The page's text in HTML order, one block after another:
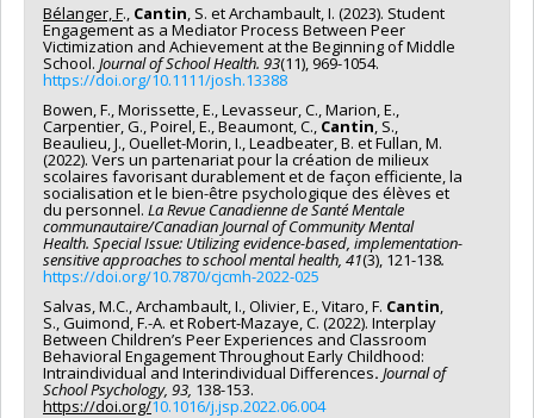
Bélanger, F., Cantin, S. et Archambault, I. (2023). Student
Engagement as a Mediator Process Between Peer
Victimization and Achievement at the Beginning of Middle
School. Journal of School Health. 93(11), 969-1054.
https://doi.org/10.1111/josh.13388
Bowen, F., Morissette, E., Levasseur, C., Marion, E.,
Carpentier, G., Poirel, E., Beaumont, C., Cantin, S.,
Beaulieu, J., Ouellet-Morin, I., Leadbeater, B. et Fullan, M.
(2022). Vers un partenariat pour la création de milieux
scolaires favorisant durablement et de façon efficiente, la
socialisation et le bien-être psychologique des élèves et
du personnel. La Revue Canadienne de Santé Mentale
communautaire/Canadian Journal of Community Mental
Health. Special Issue: Utilizing evidence-based, implementation-
sensitive approaches to school mental health, 41(3), 121-138.
https://doi.org/10.7870/cjcmh-2022-025
Salvas, M.C., Archambault, I., Olivier, E., Vitaro, F. Cantin,
S., Guimond, F.-A. et Robert-Mazaye, C. (2022). Interplay
Between Children’s Peer Experiences and Classroom
Behavioral Engagement Throughout Early Childhood:
Intraindividual and Interindividual Differences. Journal of
School Psychology, 93, 138-153.
https://doi.org/10.1016/j.jsp.2022.06.004